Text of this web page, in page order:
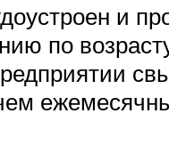
и
по